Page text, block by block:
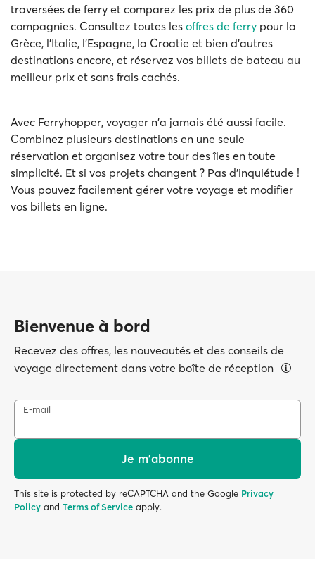
traversées de ferry et comparez les prix de plus de 360
compagnies. Consultez toutes les offres de ferry pour la
Grèce, l'Italie, l'Espagne, la Croatie et bien d'autres
destinations encore, et réservez vos billets de bateau au
meilleur prix et sans frais cachés.
Avec Ferryhopper, voyager n'a jamais été aussi facile.
Combinez plusieurs destinations en une seule
réservation et organisez votre tour des îles en toute
simplicité. Et si vos projets changent ? Pas d'inquiétude !
Vous pouvez facilement gérer votre voyage et modifier
vos billets en ligne.
Bienvenue à bord
Recevez des offres, les nouveautés et des conseils de
voyage directement dans votre boîte de réception
E-mail
Je m'abonne
This site is protected by reCAPTCHA and the Google Privacy
Policy and Terms of Service apply.